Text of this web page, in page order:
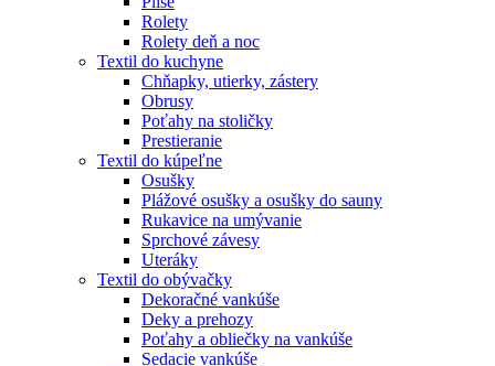
Rolety
Rolety deň a noc
Textil do kuchyne
Chňapky, utierky, zástery
Obrusy
Poťahy na stoličky
Prestieranie
Textil do kúpeľne
Osušky
Plážové osušky a osušky do sauny
Rukavice na umývanie
Sprchové závesy
Uteráky
Textil do obývačky
Dekoračné vankúše
Deky a prehozy
Poťahy a obliečky na vankúše
Sedacie vankúše